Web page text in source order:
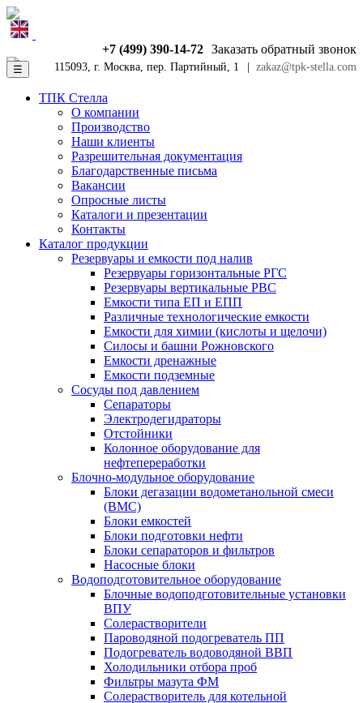
Заказать обратный звонок
+7 (499) 390-14-72
zakaz@tpk-stella.com
115093, г. Москва, пер. Партийный, 1
☰
ТПК Стелла
О компании
Производство
Наши клиенты
Разрешительная документация
Благодарственные письма
Вакансии
Опросные листы
Каталоги и презентации
Контакты
Каталог продукции
Резервуары и емкости под налив
Резервуары горизонтальные РГС
Резервуары вертикальные РВС
Емкости типа ЕП и ЕПП
Различные технологические емкости
Емкости для химии (кислоты и щелочи)
Силосы и башни Рожновского
Емкости дренажные
Емкости подземные
Сосуды под давлением
Сепараторы
Электродегидраторы
Отстойники
Колонное оборудование для
нефтепереработки
Блочно-модульное оборудование
Блоки дегазации водометанольной смеси
(BMC)
Блоки емкостей
Блоки подготовки нефти
Блоки сепараторов и фильтров
Насосные блоки
Водоподготовительное оборудование
Блочные водоподготовительные установки
ВПУ
Солерастворители
Пароводяной подогреватель ПП
Подогреватель водоводяной ВВП
Холодильники отбора проб
Фильтры мазута ФМ
Солерастворитель для котельной